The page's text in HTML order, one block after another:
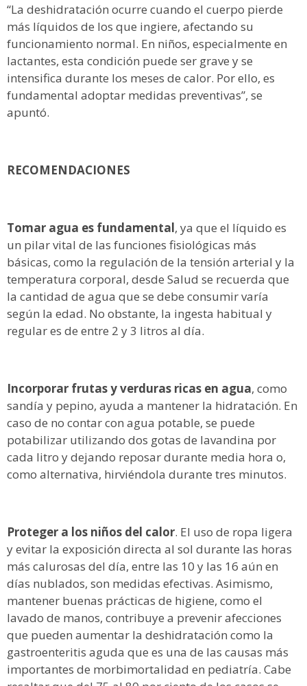
“La deshidratación ocurre cuando el cuerpo pierde
más líquidos de los que ingiere, afectando su
funcionamiento normal. En niños, especialmente en
lactantes, esta condición puede ser grave y se
intensifica durante los meses de calor. Por ello, es
fundamental adoptar medidas preventivas”, se
apuntó.
RECOMENDACIONES
Tomar agua es fundamental, ya que el líquido es
un pilar vital de las funciones fisiológicas más
básicas, como la regulación de la tensión arterial y la
temperatura corporal, desde Salud se recuerda que
la cantidad de agua que se debe consumir varía
según la edad. No obstante, la ingesta habitual y
regular es de entre 2 y 3 litros al día.
Incorporar frutas y verduras ricas en agua, como
sandía y pepino, ayuda a mantener la hidratación. En
caso de no contar con agua potable, se puede
potabilizar utilizando dos gotas de lavandina por
cada litro y dejando reposar durante media hora o,
como alternativa, hirviéndola durante tres minutos.
Proteger a los niños del calor. El uso de ropa ligera
y evitar la exposición directa al sol durante las horas
más calurosas del día, entre las 10 y las 16 aún en
días nublados, son medidas efectivas. Asimismo,
mantener buenas prácticas de higiene, como el
lavado de manos, contribuye a prevenir afecciones
que pueden aumentar la deshidratación como la
gastroenteritis aguda que es una de las causas más
importantes de morbimortalidad en pediatría. Cabe